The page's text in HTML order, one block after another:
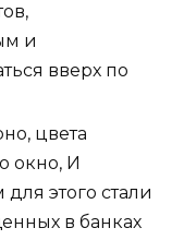
и
вверх по
цвета
окно, И
этого стали
в банках